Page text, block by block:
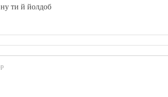
ну ти й йолдоб